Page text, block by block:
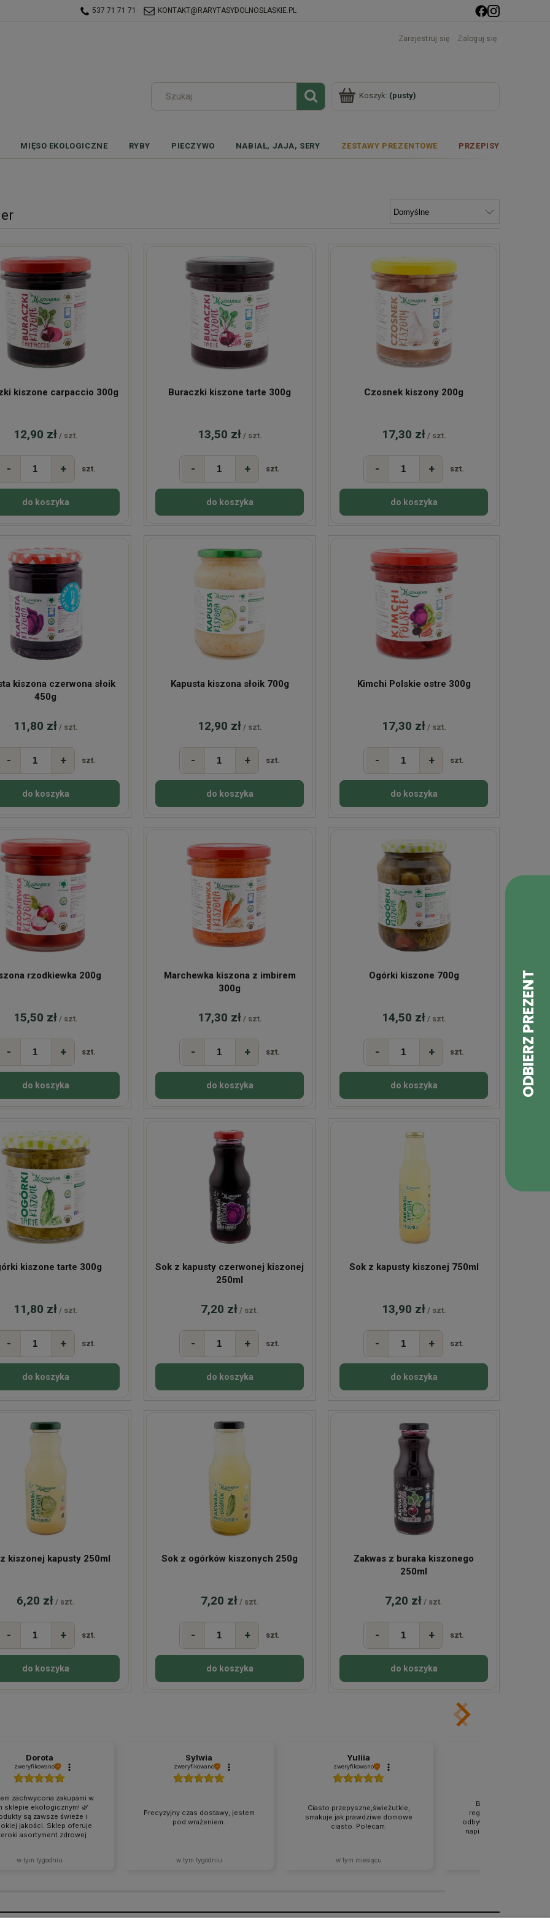
537 71 71 71 KONTAKT@RARYTASYDOLNOSLASKIE.PL
Zarejestruj się Zaloguj się
Koszyk: (pusty)
MIĘSO EKOLOGICZNE RYBY PIECZYWO NABIAŁ, JAJA, SERY ZESTAWY PREZENTOWE PRZEPISY
kiszone carpaccio 300g
12,90 zł / szt.
- + szt.
do koszyka
Buraczki kiszone tarte 300g
13,50 zł / szt.
- + szt.
do koszyka
Czosnek kiszony 200g
17,30 zł / szt.
- + szt.
do koszyka
kiszona czerwona słoik
450g
11,80 zł / szt.
- + szt.
do koszyka
Kapusta kiszona słoik 700g
12,90 zł / szt.
- + szt.
do koszyka
Kimchi Polskie ostre 300g
17,30 zł / szt.
- + szt.
do koszyka
rzodkiewka 200g
15,50 zł / szt.
- + szt.
do koszyka
Marchewka kiszona z imbirem
300g
17,30 zł / szt.
- + szt.
do koszyka
Ogórki kiszone 700g
14,50 zł / szt.
- + szt.
do koszyka
kiszone tarte 300g
11,80 zł / szt.
- + szt.
do koszyka
Sok z kapusty czerwonej kiszonej
250ml
7,20 zł / szt.
- + szt.
do koszyka
Sok z kapusty kiszonej 750ml
13,90 zł / szt.
- + szt.
do koszyka
kiszonej kapusty 250ml
6,20 zł / szt.
- + szt.
do koszyka
Sok z ogórków kiszonych 250g
7,20 zł / szt.
- + szt.
do koszyka
Zakwas z buraka kiszonego
250ml
7,20 zł / szt.
- + szt.
do koszyka
Dorota
zweryfikowano
zachwycona zakupami w
sklepie ekologicznym! 🌿
są zawsze świeże i
jakości. Sklep oferuje
asortyment zdrowej
za każdym razem docierają
w tym tygodniu
Sylwia
zweryfikowano
Precyzyjny czas dostawy, jestem
pod wrażeniem.
w tym tygodniu
Yuliia
zweryfikowano
Ciasto przepyszne,świeżutkie,
smakuje jak prawdziwe domowe
ciasto. Polecam.
w tym miesiącu
Bogata oferta
regionalnych. Cała
odbyła się zgodnie z tym,
napisane na stronie.